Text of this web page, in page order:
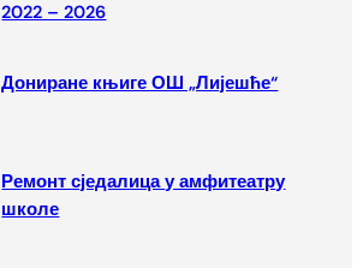
2022 – 2026
Дониране књиге ОШ „Лијешће“
Ремонт сједалица у амфитеатру
школе